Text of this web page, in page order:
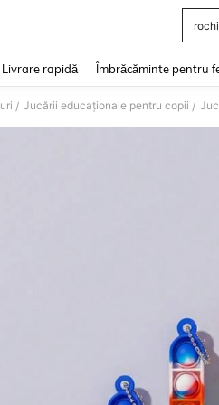
Livrare rapidă Îmbrăcăminte pentru
/ Jucării educaționale pentru copii /